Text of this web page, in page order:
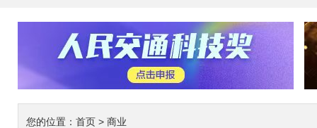
您的位置： 首页 > 商业